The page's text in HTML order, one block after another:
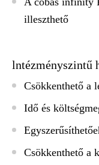
illeszthető
lntézményszintű
Csökkenthető a
Idő és
Csökkenthető a